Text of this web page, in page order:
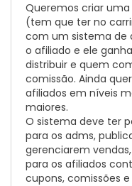
Queremos criar
(tem que ter no
com um sistema de
o afiliado e ele
distribuir e quem
comissão. Ainda
afiliados em níveis
maiores.
O sistema deve ter
para os adms,
gerenciarem
para os afiliados
cupons, comissões